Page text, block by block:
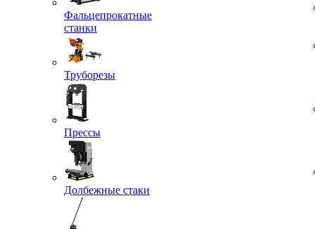
Фальцепрокатные
станки
Труборезы
Прессы
Долбежные стаки